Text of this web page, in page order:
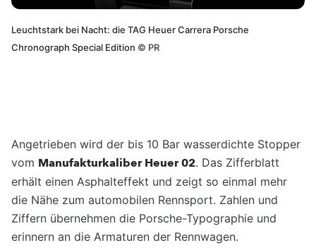
Leuchtstark bei Nacht: die TAG Heuer Carrera Porsche
Chronograph Special Edition © PR
Angetrieben wird der bis 10 Bar wasserdichte Stopper
vom Manufakturkaliber Heuer 02. Das Zifferblatt
erhält einen Asphalteffekt und zeigt so einmal mehr
die Nähe zum automobilen Rennsport. Zahlen und
Ziffern übernehmen die Porsche-Typographie und
erinnern an die Armaturen der Rennwagen.